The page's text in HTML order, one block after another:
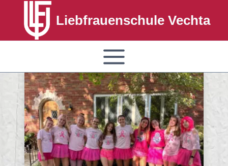
Liebfrauenschule Vechta